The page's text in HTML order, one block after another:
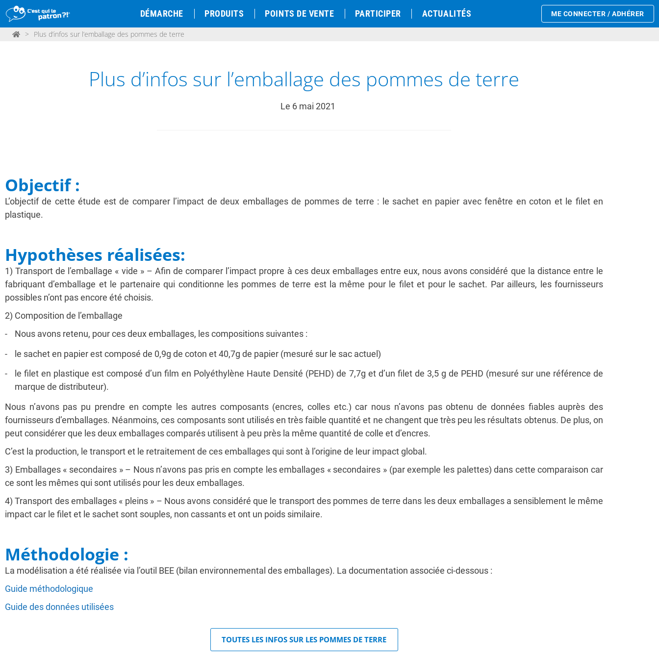
DÉMARCHE PRODUITS POINTS DE VENTE PARTICIPER ACTUALITÉS ME CONNECTER / ADHÉRER
> Plus d’infos sur l’emballage des pommes de terre
Plus d’infos sur l’emballage des pommes de terre
Le 6 mai 2021
Objectif :
L’objectif de cette étude est de comparer l’impact de deux emballages de pommes de terre : le sachet en papier avec fenêtre en coton et le filet en
plastique.
Hypothèses réalisées:
1) Transport de l’emballage « vide » – Afin de comparer l’impact propre à ces deux emballages entre eux, nous avons considéré que la distance entre le
fabriquant d’emballage et le partenaire qui conditionne les pommes de terre est la même pour le filet et pour le sachet. Par ailleurs, les fournisseurs
possibles n’ont pas encore été choisis.
2) Composition de l’emballage
Nous avons retenu, pour ces deux emballages, les compositions suivantes :
le sachet en papier est composé de 0,9g de coton et 40,7g de papier (mesuré sur le sac actuel)
le filet en plastique est composé d’un film en Polyéthylène Haute Densité (PEHD) de 7,7g et d’un filet de 3,5 g de PEHD (mesuré sur une référence de
marque de distributeur).
Nous n’avons pas pu prendre en compte les autres composants (encres, colles etc.) car nous n’avons pas obtenu de données fiables auprès des
fournisseurs d’emballages. Néanmoins, ces composants sont utilisés en très faible quantité et ne changent que très peu les résultats obtenus. De plus, on
peut considérer que les deux emballages comparés utilisent à peu près la même quantité de colle et d’encres.
C’est la production, le transport et le retraitement de ces emballages qui sont à l’origine de leur impact global.
3) Emballages « secondaires » – Nous n’avons pas pris en compte les emballages « secondaires » (par exemple les palettes) dans cette comparaison car
ce sont les mêmes qui sont utilisés pour les deux emballages.
4) Transport des emballages « pleins » – Nous avons considéré que le transport des pommes de terre dans les deux emballages a sensiblement le même
impact car le filet et le sachet sont souples, non cassants et ont un poids similaire.
Méthodologie :
La modélisation a été réalisée via l’outil BEE (bilan environnemental des emballages). La documentation associée ci-dessous :
Guide méthodologique
Guide des données utilisées
TOUTES LES INFOS SUR LES POMMES DE TERRE